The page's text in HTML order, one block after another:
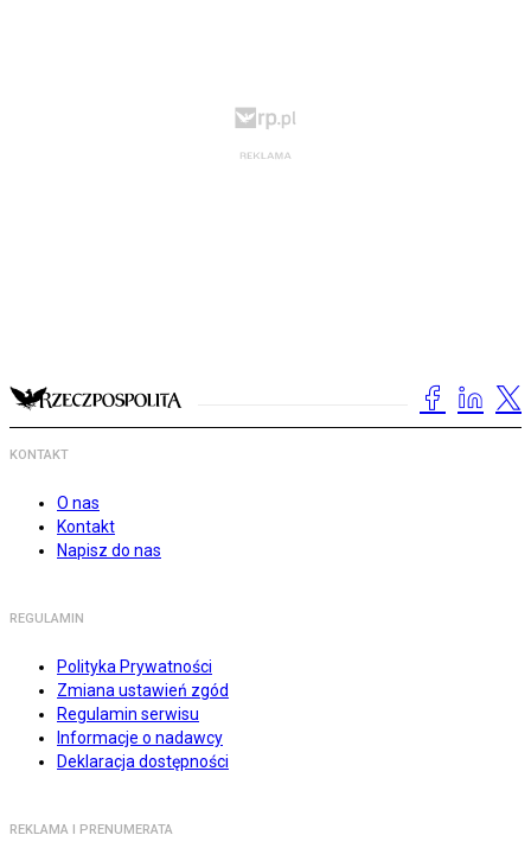
KONTAKT
O nas
Kontakt
Napisz do nas
REGULAMIN
Polityka Prywatności
Zmiana ustawień zgód
Regulamin serwisu
Informacje o nadawcy
Deklaracja dostępności
REKLAMA I PRENUMERATA